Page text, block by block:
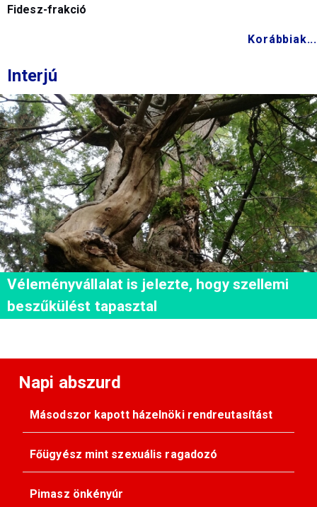
Fidesz-frakció
Korábbiak...
Interjú
Véleményvállalat is jelezte, hogy szellemi
beszűkülést tapasztal
Napi abszurd
Másodszor kapott házelnöki rendreutasítást
Főügyész mint szexuális ragadozó
Pimasz önkényúr